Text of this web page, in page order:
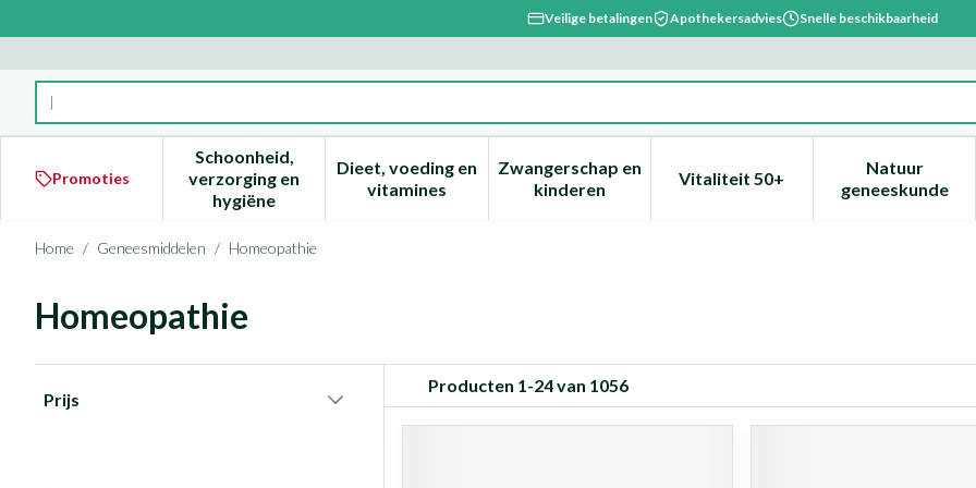
Veilige betalingen Apothekersadvies Snelle beschikbaarheid
Product, merk, categorie...
Promoties
Schoonheid,
verzorging en
hygiëne
Toon submenu voor Schoonheid, verzorging en hygiëne categorie
Dieet, voeding en
vitaminesToon submenu voor Dieet, voeding en vitamines categorie
Zwangerschap en
kinderenToon submenu voor Zwangerschap en kinderen
Vitaliteit 50+Toon submenu voor Vitaliteit
Natuur
geneeskunde
Toon
Home / Geneesmiddelen / Homeopathie
Homeopathie
Prijs
Producten 1-24van 1056